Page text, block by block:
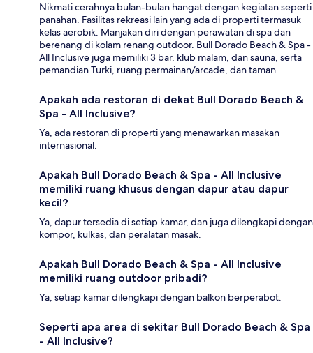
Nikmati cerahnya bulan-bulan hangat dengan kegiatan seperti
panahan. Fasilitas rekreasi lain yang ada di properti termasuk
kelas aerobik. Manjakan diri dengan perawatan di spa dan
berenang di kolam renang outdoor. Bull Dorado Beach & Spa -
All Inclusive juga memiliki 3 bar, klub malam, dan sauna, serta
pemandian Turki, ruang permainan/arcade, dan taman.
Apakah ada restoran di dekat Bull Dorado Beach &
Spa - All Inclusive?
Ya, ada restoran di properti yang menawarkan masakan
internasional.
Apakah Bull Dorado Beach & Spa - All Inclusive
memiliki ruang khusus dengan dapur atau dapur
kecil?
Ya, dapur tersedia di setiap kamar, dan juga dilengkapi dengan
kompor, kulkas, dan peralatan masak.
Apakah Bull Dorado Beach & Spa - All Inclusive
memiliki ruang outdoor pribadi?
Ya, setiap kamar dilengkapi dengan balkon berperabot.
Seperti apa area di sekitar Bull Dorado Beach & Spa
- All Inclusive?